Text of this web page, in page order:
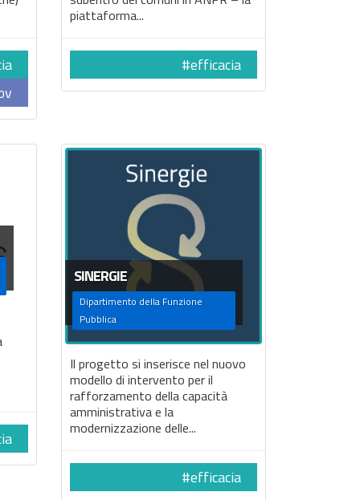
piattaforma...
#efficacia
SINERGIE
Dipartimento della Funzione
Pubblica
Il progetto si inserisce nel nuovo
modello di intervento per il
rafforzamento della capacità
amministrativa e la
modernizzazione delle...
#efficacia